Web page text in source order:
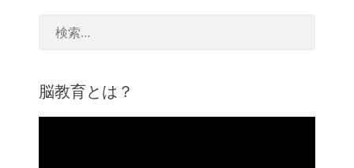
ン
脳教育とは？